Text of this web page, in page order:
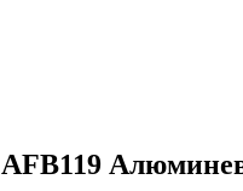
AFB119